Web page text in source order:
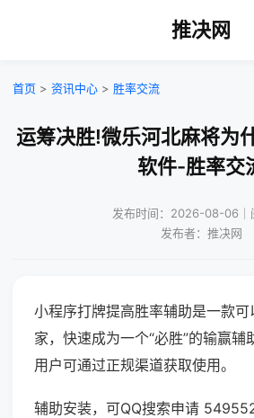
推决网
首页 > 资讯中心 > 胜率交流
运筹决胜!微乐河北麻将为
软件-胜率交
发布时间：2026-08-06｜
发布者：推决网
小程序打牌提高胜率辅助是一款
家，快速成为一个“必胜”的输赢辅
用户可通过正规渠道获取使用。
辅助安装，可QQ搜索申请